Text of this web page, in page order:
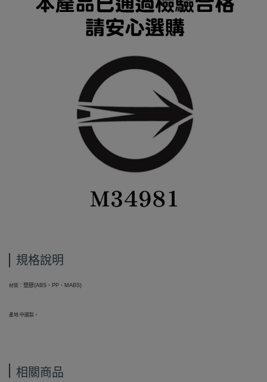
規格說明
材質： 塑膠(ABS、PP、MABS)
產地:中國製。
相關商品